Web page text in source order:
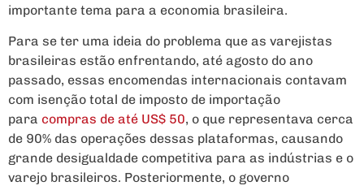
importante tema para a economia brasileira.
Para se ter uma ideia do problema que as varejistas
brasileiras estão enfrentando, até agosto do ano
passado, essas encomendas internacionais contavam
com isenção total de imposto de importação
para compras de até US$ 50, o que representava cerca
de 90% das operações dessas plataformas, causando
grande desigualdade competitiva para as indústrias e o
varejo brasileiros. Posteriormente, o governo